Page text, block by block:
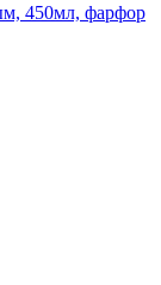
450мл, фарфор